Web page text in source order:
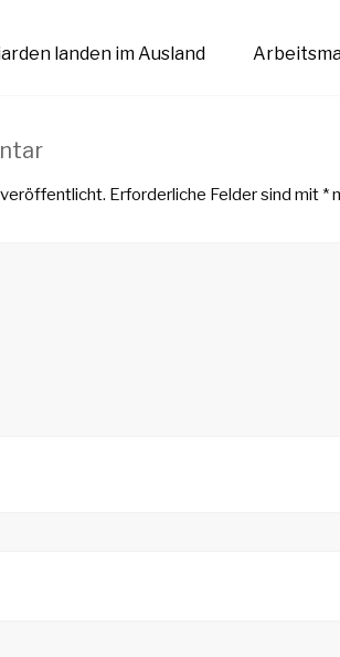
landen im Ausland
Erforderliche Felder sind mit*